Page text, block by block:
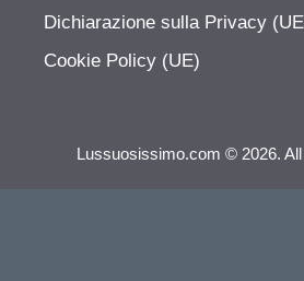
Dichiarazione sulla Privacy
Cookie Policy (UE)
Lussuosissimo.com © 2026.